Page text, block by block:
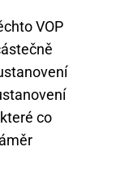
VOP
co